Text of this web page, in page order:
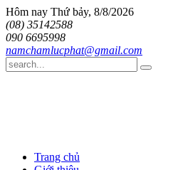
Hôm nay Thứ bảy, 8/8/2026
(08) 35142588
090 6695998
namchamlucphat@gmail.com
Trang chủ